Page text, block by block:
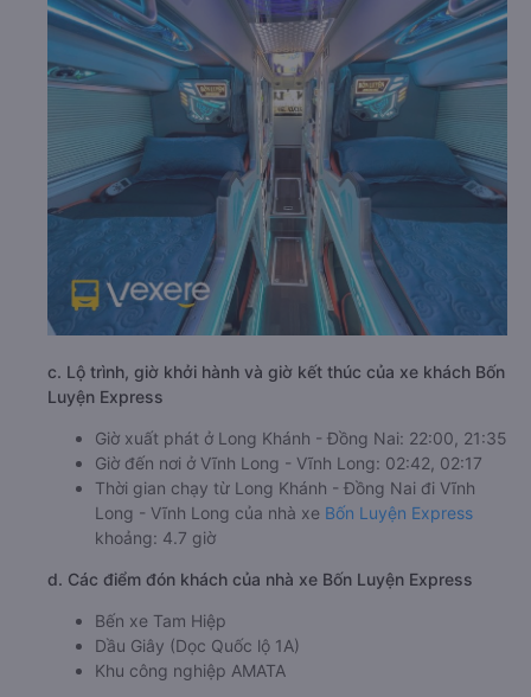
c. Lộ trình, giờ khởi hành và giờ kết thúc của xe khách Bốn
Luyện Express
Giờ xuất phát ở Long Khánh - Đồng Nai: 22:00, 21:35
Giờ đến nơi ở Vĩnh Long - Vĩnh Long: 02:42, 02:17
Thời gian chạy từ Long Khánh - Đồng Nai đi Vĩnh
Long - Vĩnh Long của nhà xe Bốn Luyện Express
khoảng: 4.7 giờ
d. Các điểm đón khách của nhà xe Bốn Luyện Express
Bến xe Tam Hiệp
Dầu Giây (Dọc Quốc lộ 1A)
Khu công nghiệp AMATA